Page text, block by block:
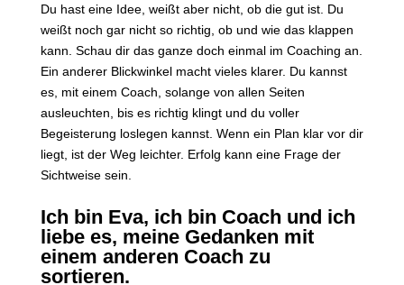
Du hast eine Idee, weißt aber nicht, ob die gut ist. Du
weißt noch gar nicht so richtig, ob und wie das klappen
kann. Schau dir das ganze doch einmal im Coaching an.
Ein anderer Blickwinkel macht vieles klarer. Du kannst
es, mit einem Coach, solange von allen Seiten
ausleuchten, bis es richtig klingt und du voller
Begeisterung loslegen kannst. Wenn ein Plan klar vor dir
liegt, ist der Weg leichter. Erfolg kann eine Frage der
Sichtweise sein.
Ich bin Eva, ich bin Coach und ich
liebe es, meine Gedanken mit
einem anderen Coach zu
sortieren.